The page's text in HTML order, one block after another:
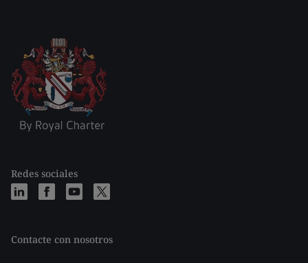
Redes sociales
Contacte con nosotros